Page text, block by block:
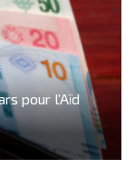
pour l’Aïd